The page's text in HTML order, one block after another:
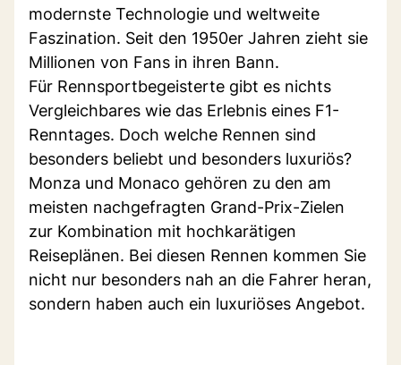
modernste Technologie und weltweite
Faszination. Seit den 1950er Jahren zieht sie
Millionen von Fans in ihren Bann.
Für Rennsportbegeisterte gibt es nichts
Vergleichbares wie das Erlebnis eines F1-
Renntages. Doch welche Rennen sind
besonders beliebt und besonders luxuriös?
Monza und Monaco gehören zu den am
meisten nachgefragten Grand-Prix-Zielen
zur Kombination mit hochkarätigen
Reiseplänen. Bei diesen Rennen kommen Sie
nicht nur besonders nah an die Fahrer heran,
sondern haben auch ein luxuriöses Angebot.